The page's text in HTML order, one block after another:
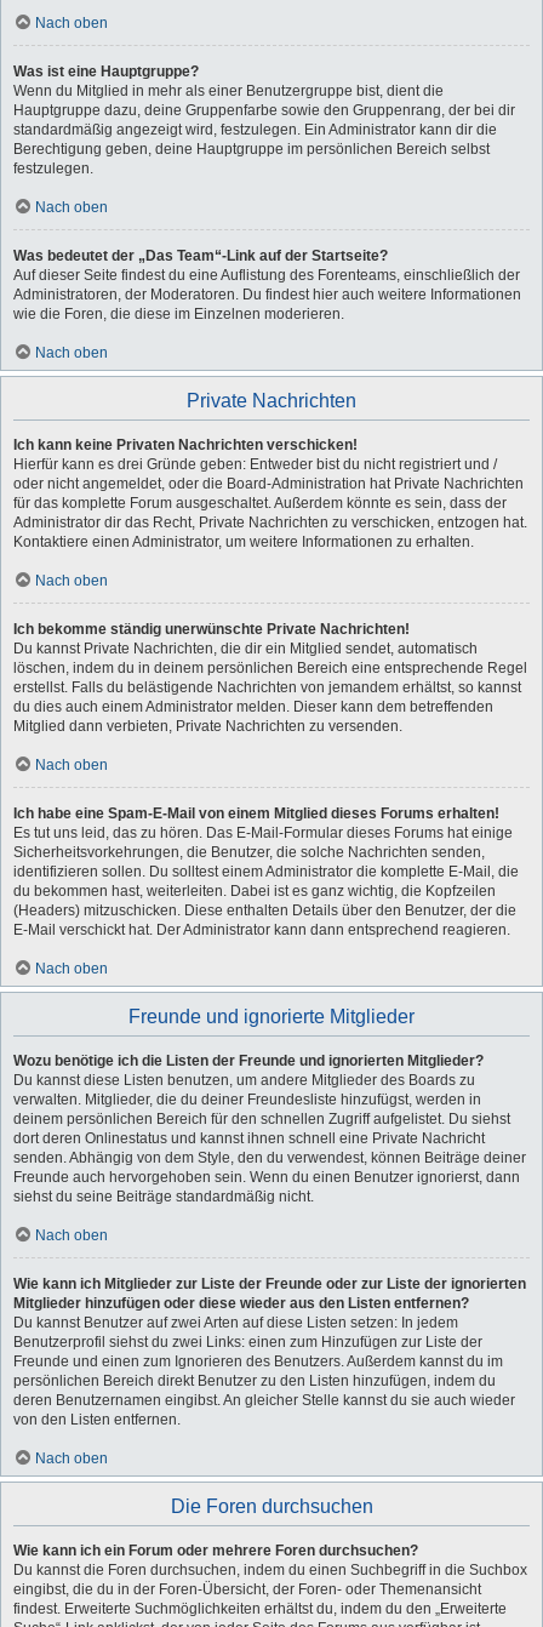
Nach oben
Was ist eine Hauptgruppe?
Wenn du Mitglied in mehr als einer Benutzergruppe bist, dient die
Hauptgruppe dazu, deine Gruppenfarbe sowie den Gruppenrang, der bei dir
standardmäßig angezeigt wird, festzulegen. Ein Administrator kann dir die
Berechtigung geben, deine Hauptgruppe im persönlichen Bereich selbst
festzulegen.
Nach oben
Was bedeutet der „Das Team“-Link auf der Startseite?
Auf dieser Seite findest du eine Auflistung des Forenteams, einschließlich der
Administratoren, der Moderatoren. Du findest hier auch weitere Informationen
wie die Foren, die diese im Einzelnen moderieren.
Nach oben
Private Nachrichten
Ich kann keine Privaten Nachrichten verschicken!
Hierfür kann es drei Gründe geben: Entweder bist du nicht registriert und /
oder nicht angemeldet, oder die Board-Administration hat Private Nachrichten
für das komplette Forum ausgeschaltet. Außerdem könnte es sein, dass der
Administrator dir das Recht, Private Nachrichten zu verschicken, entzogen hat.
Kontaktiere einen Administrator, um weitere Informationen zu erhalten.
Nach oben
Ich bekomme ständig unerwünschte Private Nachrichten!
Du kannst Private Nachrichten, die dir ein Mitglied sendet, automatisch
löschen, indem du in deinem persönlichen Bereich eine entsprechende Regel
erstellst. Falls du belästigende Nachrichten von jemandem erhältst, so kannst
du dies auch einem Administrator melden. Dieser kann dem betreffenden
Mitglied dann verbieten, Private Nachrichten zu versenden.
Nach oben
Ich habe eine Spam-E-Mail von einem Mitglied dieses Forums erhalten!
Es tut uns leid, das zu hören. Das E-Mail-Formular dieses Forums hat einige
Sicherheitsvorkehrungen, die Benutzer, die solche Nachrichten senden,
identifizieren sollen. Du solltest einem Administrator die komplette E-Mail, die
du bekommen hast, weiterleiten. Dabei ist es ganz wichtig, die Kopfzeilen
(Headers) mitzuschicken. Diese enthalten Details über den Benutzer, der die
E-Mail verschickt hat. Der Administrator kann dann entsprechend reagieren.
Nach oben
Freunde und ignorierte Mitglieder
Wozu benötige ich die Listen der Freunde und ignorierten Mitglieder?
Du kannst diese Listen benutzen, um andere Mitglieder des Boards zu
verwalten. Mitglieder, die du deiner Freundesliste hinzufügst, werden in
deinem persönlichen Bereich für den schnellen Zugriff aufgelistet. Du siehst
dort deren Onlinestatus und kannst ihnen schnell eine Private Nachricht
senden. Abhängig von dem Style, den du verwendest, können Beiträge deiner
Freunde auch hervorgehoben sein. Wenn du einen Benutzer ignorierst, dann
siehst du seine Beiträge standardmäßig nicht.
Nach oben
Wie kann ich Mitglieder zur Liste der Freunde oder zur Liste der ignorierten
Mitglieder hinzufügen oder diese wieder aus den Listen entfernen?
Du kannst Benutzer auf zwei Arten auf diese Listen setzen: In jedem
Benutzerprofil siehst du zwei Links: einen zum Hinzufügen zur Liste der
Freunde und einen zum Ignorieren des Benutzers. Außerdem kannst du im
persönlichen Bereich direkt Benutzer zu den Listen hinzufügen, indem du
deren Benutzernamen eingibst. An gleicher Stelle kannst du sie auch wieder
von den Listen entfernen.
Nach oben
Die Foren durchsuchen
Wie kann ich ein Forum oder mehrere Foren durchsuchen?
Du kannst die Foren durchsuchen, indem du einen Suchbegriff in die Suchbox
eingibst, die du in der Foren-Übersicht, der Foren- oder Themenansicht
findest. Erweiterte Suchmöglichkeiten erhältst du, indem du den „Erweiterte